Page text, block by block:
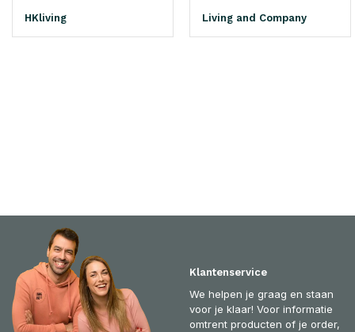
HKliving Living and Company
Klantenservice
We helpen je graag en staan
voor je klaar! Voor informatie
omtrent producten of je order,